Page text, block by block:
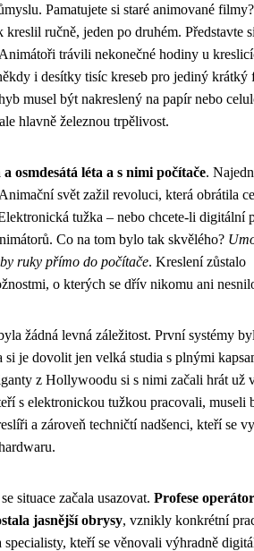
Pamatujete si staré animované filmy?
kreslil ručně, jeden po druhém. Představte
trávili nekonečné hodiny u
i desítky tisíc kreseb pro jediný krátký
musel být nakreslený na papír nebo
hlavně železnou trpělivost.
a osmdesátá léta a s nimi počítače.
svět zažil revoluci, která obrátila
tužka – nebo chcete-li digitální
Co na tom bylo tak skvělého?
ruky přímo do počítače. Kreslení zůstalo
o kterých se dřív nikomu ani
žádná levná záležitost. První systémy
si je dovolit jen velká studia s plnými
z Hollywoodu si s nimi začali hrát už
s elektronickou tužkou pracovali, museli
a zároveň techničtí nadšenci, kteří se
situace začala usazovat. Profese
jasnější obrysy, vznikly konkrétní
specialisty, kteří se věnovali výhradně